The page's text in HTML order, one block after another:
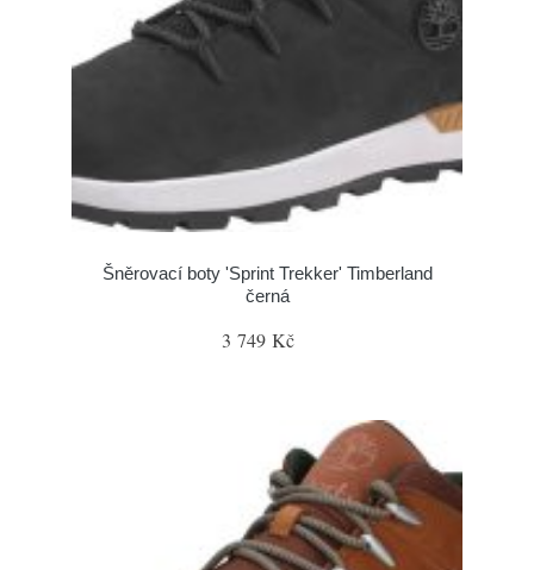
Šněrovací boty 'Sprint Trekker' Timberland
černá
3 749 Kč